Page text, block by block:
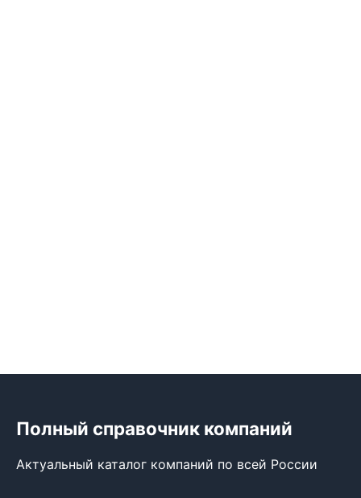
Полный справочник компаний
Актуальный каталог компаний по всей России